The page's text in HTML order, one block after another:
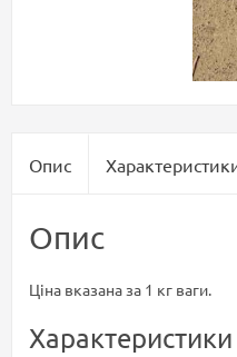
Опис
Опис
Ціна вказана за 1 кг ваги.